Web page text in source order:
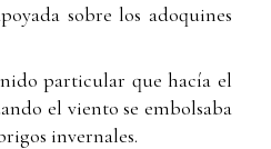
sobre los adoquines
particular que hacía el
el viento se embolsaba
invernales.